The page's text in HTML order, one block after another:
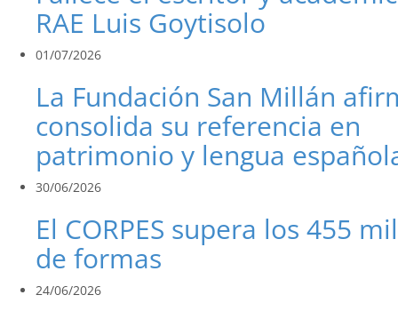
RAE Luis Goytisolo
01/07/2026
La Fundación San Millán
consolida su referencia en
patrimonio y lengua
30/06/2026
El CORPES supera los 455
de formas
24/06/2026